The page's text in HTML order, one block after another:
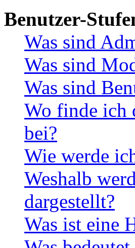
Benutzer-
Was sind
Was sind
Was sind
Wo finde ich
bei?
Wie werde
Weshalb
dargestellt?
Was ist eine